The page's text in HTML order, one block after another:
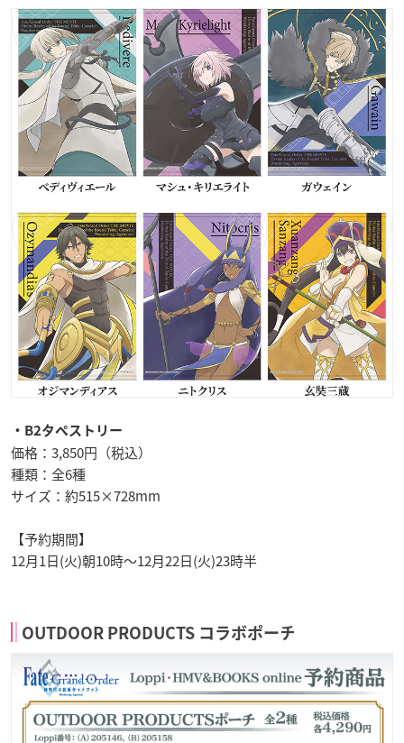
・B2タペストリー
価格：3,850円（税込）
種類：全6種
サイズ：約515×728mm
【予約期間】
12月1日(火)朝10時〜12月22日(火)23時半
OUTDOOR PRODUCTS コラボポーチ